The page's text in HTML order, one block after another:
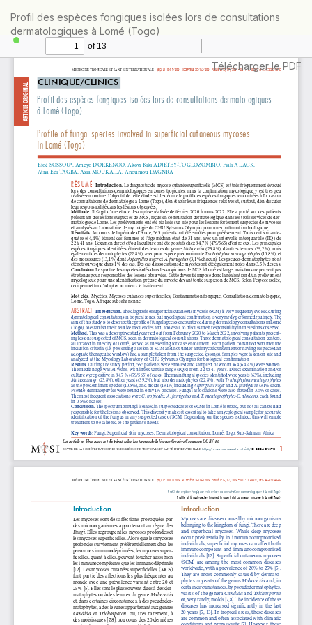
aux
informations
l'article
Profil des espèces fongiques isolées lors de consultations
dermatologiques à Lomé (Togo)
Télécharger
Télécharger le PDF